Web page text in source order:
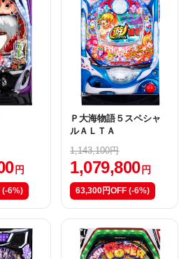
円
(-6%)
Ｐ大海物語５スペシャ
ルＡＬＴＡ
1,143,100円
1,079,800 円
63,300円OFF (-6%)